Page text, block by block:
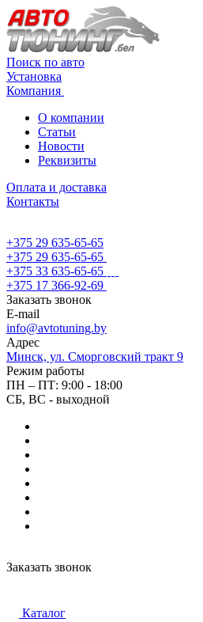
Поиск по авто
Установка
Компания
О компании
Статьи
Новости
Реквизиты
Оплата и доставка
Контакты
+375 29 635-65-65
+375 29 635-65-65
+375 33 635-65-65
+375 17 366-92-69
Заказать звонок
E-mail
info@avtotuning.by
Адрес
Минск, ул. Сморговский тракт 9
Режим работы
ПН – ПТ: 9:00 - 18:00
СБ, ВС - выходной
Заказать звонок
Каталог